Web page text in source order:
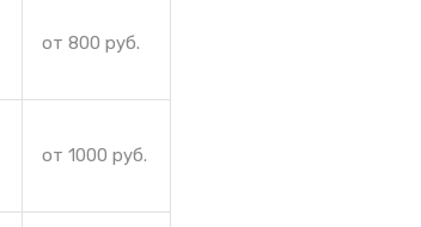
от 800 руб.
от 1000 руб.